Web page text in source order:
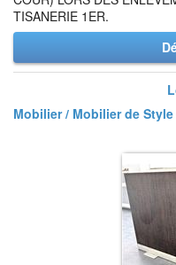
TISANERIE 1ER.
Mobilier / Mobilier de